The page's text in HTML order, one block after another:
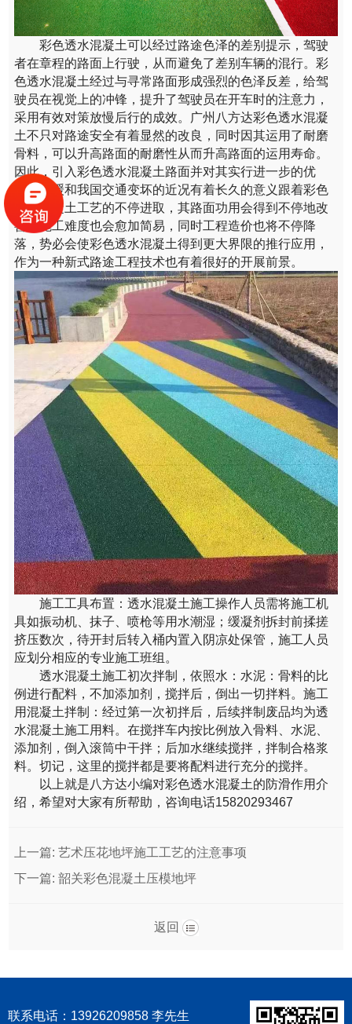
彩色透水混凝土可以经过路途色泽的差别提示，驾驶
者在章程的路面上行驶，从而避免了差别车辆的混行。彩
色透水混凝土经过与寻常路面形成强烈的色泽反差，给驾
驶员在视觉上的冲锋，提升了驾驶员在开车时的注意力，
采用有效对策放慢后行的成效。广州八方达彩色透水混凝
土不只对路途安全有着显然的改良，同时因其运用了耐磨
骨料，可以升高路面的耐磨性从而升高路面的运用寿命。
因此，引入彩色透水混凝土路面并对其实行进一步的优
化，对缓和我国交通变坏的近况有着长久的意义跟着彩色
透水混凝土工艺的不停进取，其路面功用会得到不停地改
善，施工难度也会愈加简易，同时工程造价也将不停降
落，势必会使彩色透水混凝土得到更大界限的推行应用，
作为一种新式路途工程技术也有着很好的开展前景。
施工工具布置：透水混凝土施工操作人员需将施工机
具如振动机、抹子、喷枪等用水潮湿；缓凝剂拆封前揉搓
挤压数次，待开封后转入桶内置入阴凉处保管，施工人员
应划分相应的专业施工班组。
透水混凝土施工初次拌制，依照水：水泥：骨料的比
例进行配料，不加添加剂，搅拌后，倒出一切拌料。施工
用混凝土拌制：经过第一次初拌后，后续拌制废品均为透
水混凝土施工用料。在搅拌车内按比例放入骨料、水泥、
添加剂，倒入滚筒中干拌；后加水继续搅拌，拌制合格浆
料。切记，这里的搅拌都是要将配料进行充分的搅拌。
以上就是八方达小编对彩色透水混凝土的防滑作用介
绍，希望对大家有所帮助，咨询电话15820293467
上一篇: 艺术压花地坪施工工艺的注意事项
下一篇: 韶关彩色混凝土压模地坪
返回
联系电话：13926209858 李先生